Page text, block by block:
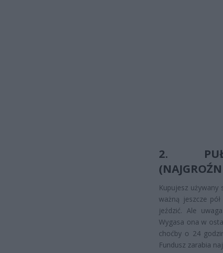
2.
Kupujesz używany
ważną jeszcze
jeździć. Ale
Wygasa ona w
choćby o 24
Fundusz zarabia